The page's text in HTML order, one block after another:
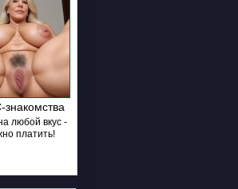
любой вкус -
платить!